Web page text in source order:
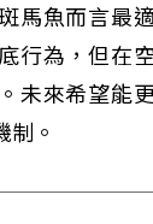
馬魚而言最
行為，但在
未來希望能
制。